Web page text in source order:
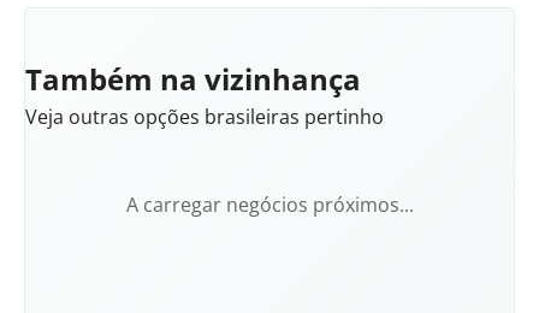
Também na vizinhança
Veja outras opções brasileiras pertinho
A carregar negócios próximos...